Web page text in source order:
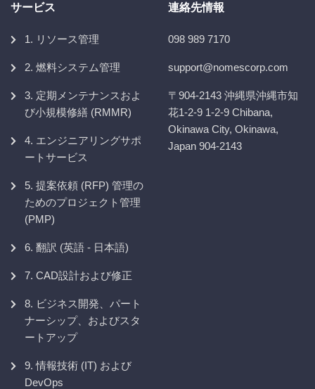
サービス
1. リソース管理
2. 燃料システム管理
3. 定期メンテナンスおよ
び小規模修繕 (RMMR)
4. エンジニアリングサポ
ートサービス
5. 提案依頼 (RFP) 管理の
ためのプロジェクト管理
(PMP)
6. 翻訳 (英語 - 日本語)
7. CAD設計および修正
8. ビジネス開発、パート
ナーシップ、およびスタ
ートアップ
9. 情報技術 (IT) および
DevOps
連絡先情報
098 989 7170
support@nomescorp.com
〒904-2143 沖縄県沖縄市知
花1-2-9 1-2-9 Chibana,
Okinawa City, Okinawa,
Japan 904-2143